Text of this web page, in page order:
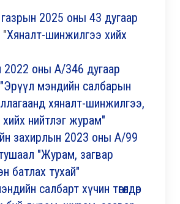
газрын 2025 оны 43 дугаар
"Хяналт-шинжилгээ хийх
оны А/346 дугаар
мэндийн салбарын
хяналт-шинжилгээ,
нийтлэг журам"
захирлын 2023 оны А/99
"Журам, загвар
батлах тухай"
салбарт хүчин төгөлдөр